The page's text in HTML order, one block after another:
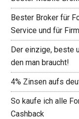
Bester Broker für
Service und für
Der einzige, beste
den man braucht!
4% Zinsen aufs
So kaufe ich alle
Cashback